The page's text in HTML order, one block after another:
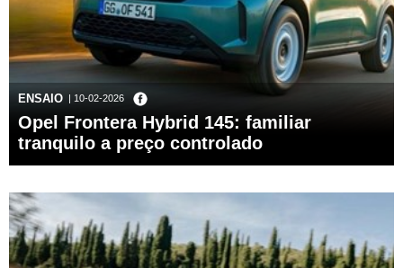
ENSAIO | 10-02-2026
Opel Frontera Hybrid 145: familiar
tranquilo a preço controlado